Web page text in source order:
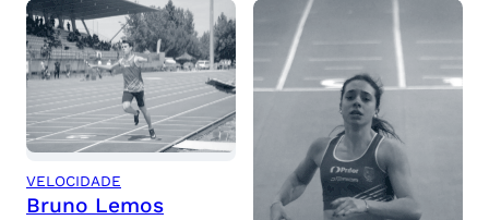
VELOCIDADE
Bruno Lemos